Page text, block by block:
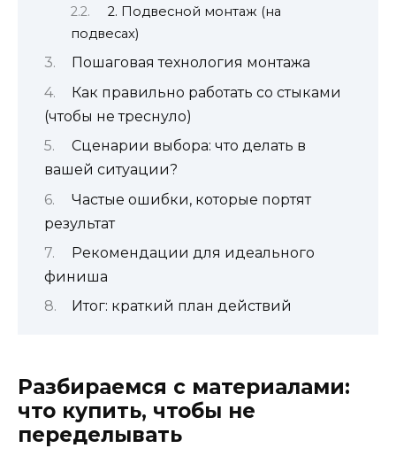
2. Подвесной монтаж (на
подвесах)
Пошаговая технология монтажа
Как правильно работать со стыками
(чтобы не треснуло)
Сценарии выбора: что делать в
вашей ситуации?
Частые ошибки, которые портят
результат
Рекомендации для идеального
финиша
Итог: краткий план действий
Разбираемся с материалами:
что купить, чтобы не
переделывать